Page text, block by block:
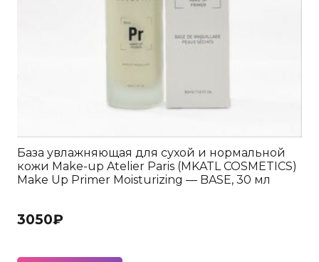
База увлажняющая для сухой и нормальной
кожи Make-up Atelier Paris (MKATL COSMETICS)
Make Up Primer Moisturizing — BASE, 30 мл
3050₽